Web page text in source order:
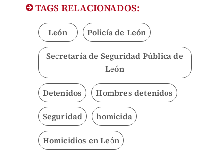
TAGS RELACIONADOS:
León Policía de León
Secretaría de Seguridad Pública de
León
Detenidos Hombres detenidos
Seguridad homicida
Homicidios en León